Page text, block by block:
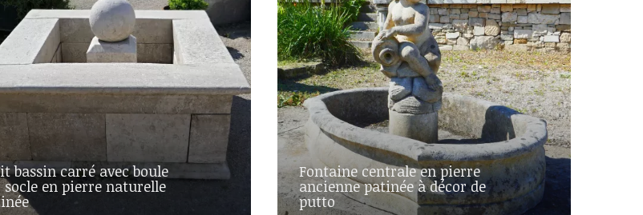
bassin carré avec boule
socle en pierre naturelle
Fontaine centrale en pierre
ancienne patinée à décor de
putto